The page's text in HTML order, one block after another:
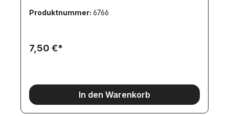
Produktnummer: 6766
7,50 €*
In den Warenkorb